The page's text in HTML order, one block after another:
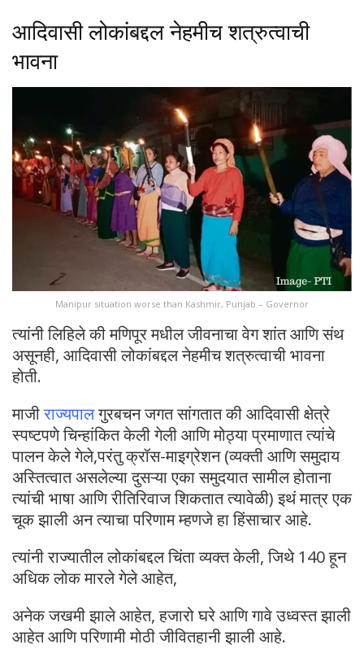
आदिवासी लोकांबद्दल नेहमीच शत्रुत्वाची
भावना
Manipur situation worse than Kashmir, Punjab – Governor
त्यांनी लिहिले की मणिपूर मधील जीवनाचा वेग शांत आणि संथ
असूनही, आदिवासी लोकांबद्दल नेहमीच शत्रुत्वाची भावना
होती.
माजीराज्यपालगुरबचन जगत सांगतात की आदिवासी क्षेत्रे
स्पष्टपणे चिन्हांकित केली गेली आणि मोठ्या प्रमाणात त्यांचे
पालन केले गेले,परंतु क्रॉस-माइग्रेशन (व्यक्ती आणि समुदाय
अस्तित्वात असलेल्या दुसऱ्या एका समुदयात सामील होताना
त्यांची भाषा आणि रीतिरिवाज शिकतात त्यावेळी) इथं मात्र एक
चूक झाली अन त्याचा परिणाम म्हणजे हा हिंसाचार आहे.
त्यांनी राज्यातील लोकांबद्दल चिंता व्यक्त केली, जिथे 140 हून
अधिक लोक मारले गेले आहेत,
अनेक जखमी झाले आहेत, हजारो घरे आणि गावे उध्वस्त झाली
आहेत आणि परिणामी मोठी जीवितहानी झाली आहे.